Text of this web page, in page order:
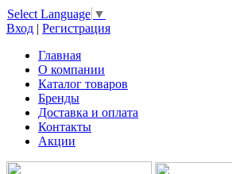
Select Language ▼
Вход | Регистрация
Главная
О компании
Каталог товаров
Бренды
Доставка и оплата
Контакты
Акции